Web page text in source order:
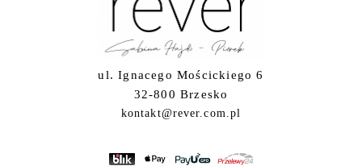
ul. Ignacego Mościckiego 6
32-800 Brzesko
kontakt@rever.com.pl